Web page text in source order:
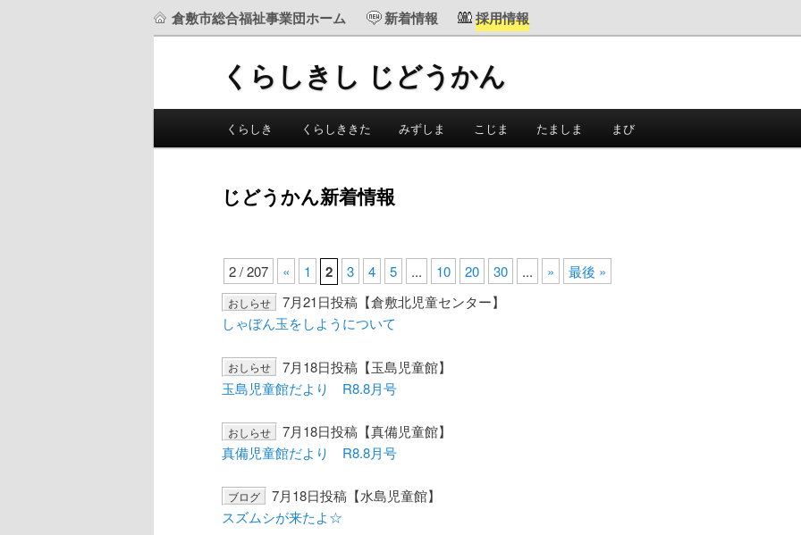
倉敷市総合福祉事業団ホーム 新着情報 採用情報
くらしきし じどうかん
メ
コ
ン
ン
ツ
移
サ
ン
テ
ツ
へ
動
くらしき くらしききた みずしま こじま たましま まび
じどうかん新着情報
2 / 207 « 1 2 3 4 5 ... 10 20 30 ... » 最後 »
おしらせ
7月21日投稿【倉敷北児童センター】
しゃぼん玉をしようについて
おしらせ
7月18日投稿【玉島児童館】
玉島児童館だより R8.8月号
おしらせ
7月18日投稿【真備児童館】
真備児童館だより R8.8月号
ブログ
7月18日投稿【水島児童館】
スズムシが来たよ☆